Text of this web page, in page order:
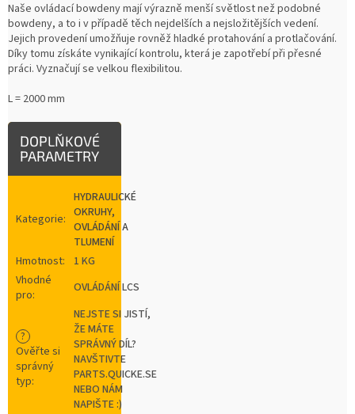
Naše ovládací bowdeny mají výrazně menší světlost než podobné
bowdeny, a to i v případě těch nejdelších a nejsložitějších vedení.
Jejich provedení umožňuje rovněž hladké protahování a protlačování.
Díky tomu získáte vynikající kontrolu, která je zapotřebí při přesné
práci. Vyznačují se velkou flexibilitou.
L = 2000 mm
DOPLŇKOVÉ
PARAMETRY
Kategorie:
HYDRAULICKÉ
OKRUHY,
OVLÁDÁNÍ A
TLUMENÍ
Hmotnost:
1 KG
Vhodné
pro: OVLÁDÁNÍ LCS
?
Ověřte si
správný
typ:
NEJSTE SI JISTÍ,
ŽE MÁTE
SPRÁVNÝ DÍL?
NAVŠTIVTE
PARTS.QUICKE.SE
NEBO NÁM
NAPIŠTE :)